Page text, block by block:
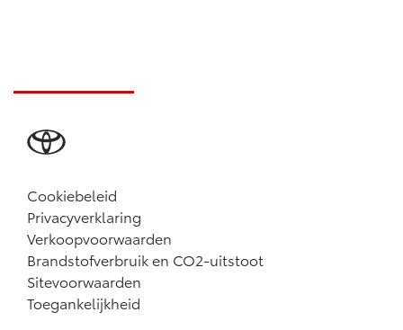
Cookiebeleid
Privacyverklaring
Verkoopvoorwaarden
Brandstofverbruik en CO2-uitstoot
Sitevoorwaarden
Toegankelijkheid